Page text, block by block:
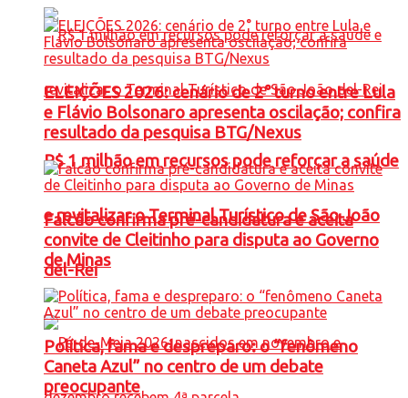
R$ 1 milhão em recursos pode reforçar a saúde
e revitalizar o Terminal Turístico de São João
del-Rei
ELEIÇÕES 2026: cenário de 2° turno entre Lula
e Flávio Bolsonaro apresenta oscilação; confira
resultado da pesquisa BTG/Nexus
Falcão confirma pré-candidatura e aceita
convite de Cleitinho para disputa ao Governo
de Minas
Política, fama e despreparo: o “fenômeno
Caneta Azul” no centro de um debate
preocupante